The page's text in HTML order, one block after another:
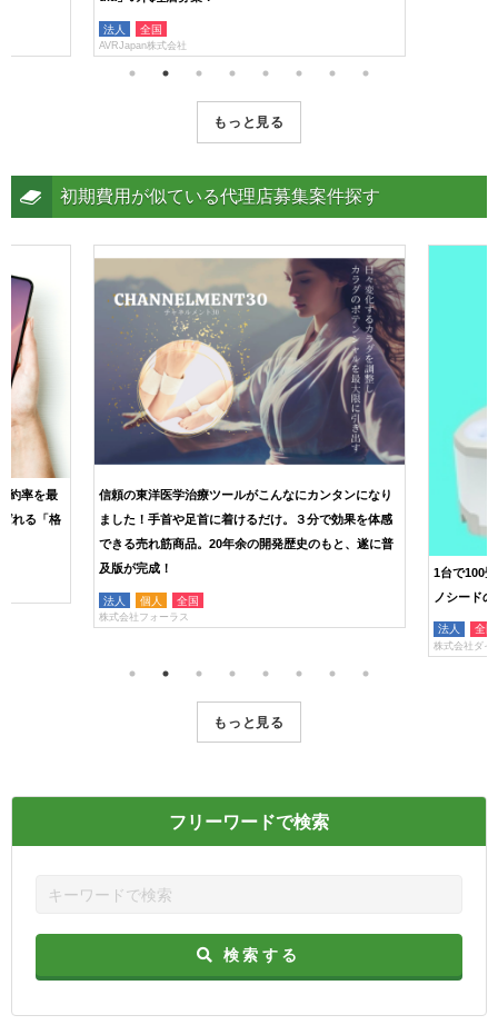
法人 全国
AVRJapan株式会社
もっと見る
初期費用が似ている代理店募集案件探す
約率を最
れる「格
信頼の東洋医学治療ツールがこんなにカンタンになり
ました！手首や足首に着けるだけ。３分で効果を体感
できる売れ筋商品。20年余の開発歴史のもと、遂に普
及版が完成！
法人 個人 全国
株式会社フォーラス
1台で100
ノシード
法人 全国
株式会社ダイ
もっと見る
フリーワードで検索
検索する